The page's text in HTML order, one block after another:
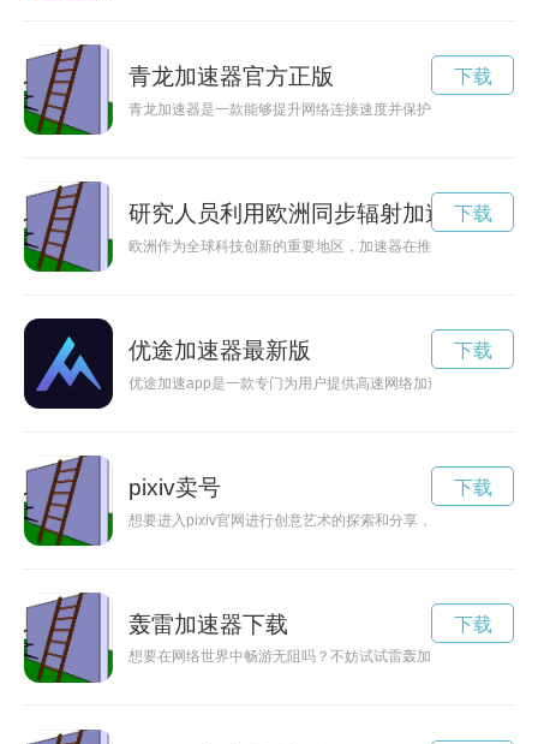
青龙加速器官方正版
青龙加速器是一款能够提升网络连接速度并保护用户隐私安全
下载
研究人员利用欧洲同步辐射加速器的x光
欧洲作为全球科技创新的重要地区，加速器在推动创业公司发
下载
优途加速器最新版
优途加速app是一款专门为用户提供高速网络加速的应用程序
下载
pixiv卖号
想要进入pixiv官网进行创意艺术的探索和分享，就必须先完成
下载
轰雷加速器下载
想要在网络世界中畅游无阻吗？不妨试试雷轰加速器，官方下
下载